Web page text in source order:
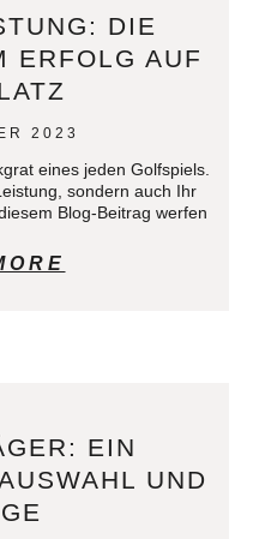
DIE
ERFOLG AUF
2023
eines jeden Golfspiels.
sondern auch Ihr
Blog-Beitrag werfen
EIN
UND